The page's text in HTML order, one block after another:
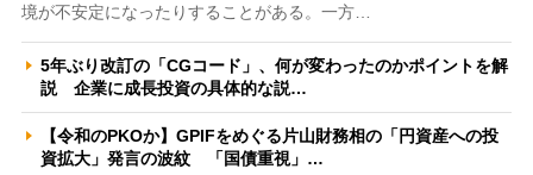
境が不安定になったりすることがある。一方…
5年ぶり改訂の「CGコード」、何が変わったのかポイントを解
説 企業に成長投資の具体的な説…
【令和のPKOか】GPIFをめぐる片山財務相の「円資産への投
資拡大」発言の波紋 「国債重視」…